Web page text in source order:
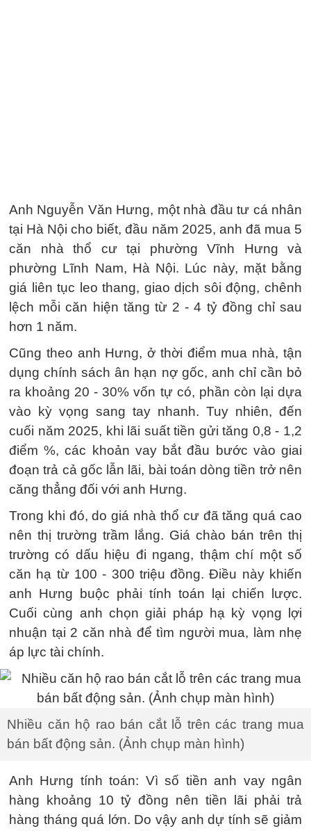
Anh Nguyễn Văn Hưng, một nhà đầu tư cá nhân
tại Hà Nội cho biết, đầu năm 2025, anh đã mua 5
căn nhà thổ cư tại phường Vĩnh Hưng và
phường Lĩnh Nam, Hà Nội. Lúc này, mặt bằng
giá liên tục leo thang, giao dịch sôi động, chênh
lệch mỗi căn hiện tăng từ 2 - 4 tỷ đồng chỉ sau
hơn 1 năm.
Cũng theo anh Hưng, ở thời điểm mua nhà, tận
dụng chính sách ân hạn nợ gốc, anh chỉ cần bỏ
ra khoảng 20 - 30% vốn tự có, phần còn lại dựa
vào kỳ vọng sang tay nhanh. Tuy nhiên, đến
cuối năm 2025, khi lãi suất tiền gửi tăng 0,8 - 1,2
điểm %, các khoản vay bắt đầu bước vào giai
đoạn trả cả gốc lẫn lãi, bài toán dòng tiền trở nên
căng thẳng đối với anh Hưng.
Trong khi đó, do giá nhà thổ cư đã tăng quá cao
nên thị trường trầm lắng. Giá chào bán trên thị
trường có dấu hiệu đi ngang, thậm chí một số
căn hạ từ 100 - 300 triệu đồng. Điều này khiến
anh Hưng buộc phải tính toán lại chiến lược.
Cuối cùng anh chọn giải pháp hạ kỳ vọng lợi
nhuận tại 2 căn nhà để tìm người mua, làm nhẹ
áp lực tài chính.
Nhiều căn hộ rao bán cắt lỗ trên các trang mua
bán bất động sản. (Ảnh chụp màn hình)
Anh Hưng tính toán: Vì số tiền anh vay ngân
hàng khoảng 10 tỷ đồng nên tiền lãi phải trả
hàng tháng quá lớn. Do vậy anh dự tính sẽ giảm